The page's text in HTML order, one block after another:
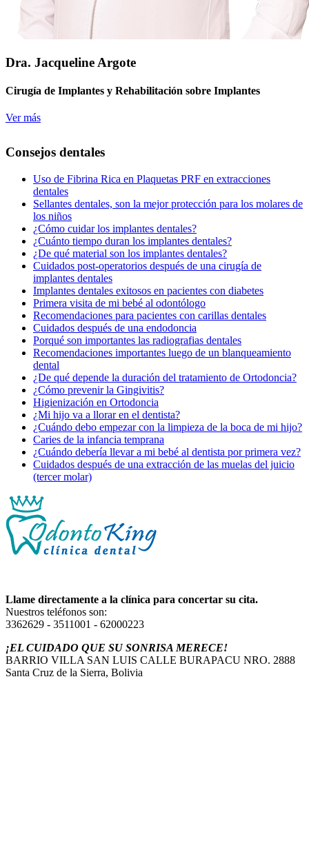
Dra. Jacqueline Argote
Cirugía de Implantes y Rehabilitación sobre Implantes
Ver más
Consejos dentales
Uso de Fibrina Rica en Plaquetas PRF en extracciones
dentales
Sellantes dentales, son la mejor protección para los molares de
los niños
¿Cómo cuidar los implantes dentales?
¿Cuánto tiempo duran los implantes dentales?
¿De qué material son los implantes dentales?
Cuidados post-operatorios después de una cirugía de
implantes dentales
Implantes dentales exitosos en pacientes con diabetes
Primera visita de mi bebé al odontólogo
Recomendaciones para pacientes con carillas dentales
Cuidados después de una endodoncia
Porqué son importantes las radiografias dentales
Recomendaciones importantes luego de un blanqueamiento
dental
¿De qué depende la duración del tratamiento de Ortodoncia?
¿Cómo prevenir la Gingivitis?
Higienización en Ortodoncia
¿Mi hijo va a llorar en el dentista?
¿Cuándo debo empezar con la limpieza de la boca de mi hijo?
Caries de la infancia temprana
¿Cuándo debería llevar a mi bebé al dentista por primera vez?
Cuidados después de una extracción de las muelas del juicio
(tercer molar)
Llame directamente a la clínica para concertar su cita.
Nuestros teléfonos son:
3362629 - 3511001 - 62000223
¡EL CUIDADO QUE SU SONRISA MERECE!
BARRIO VILLA SAN LUIS CALLE BURAPACU NRO. 2888
Santa Cruz de la Sierra, Bolivia